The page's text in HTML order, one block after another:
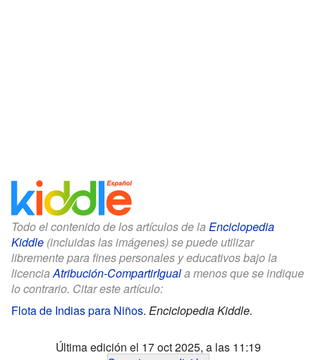
Todo el contenido de los artículos de la Enciclopedia
Kiddle (incluidas las imágenes) se puede utilizar
libremente para fines personales y educativos bajo la
licenciaAtribución-CompartirIguala menos que se indique
lo contrario. Citar este artículo:
Flota de Indias para Niños. Enciclopedia Kiddle.
Última edición el 17 oct 2025, a las 11:19